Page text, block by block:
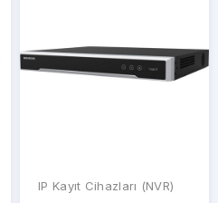
IP Kayıt Cihazları (NVR)